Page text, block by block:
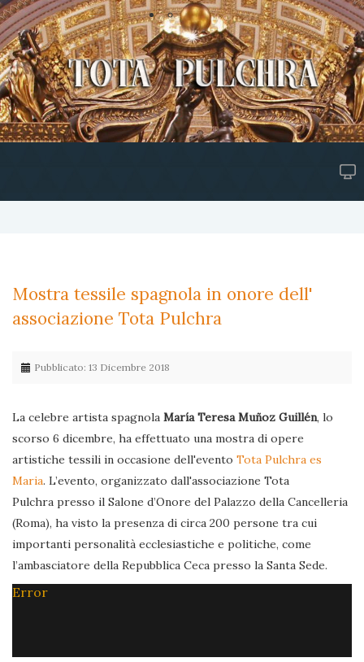
Mostra tessile spagnola in onore dell'
associazione Tota Pulchra
Pubblicato: 13 Dicembre 2018
La celebre artista spagnola María Teresa Muñoz Guillén, lo
scorso 6 dicembre, ha effettuato una mostra di opere
artistiche tessili in occasione dell'evento Tota Pulchra es
Maria. L’evento, organizzato dall'associazione Tota
Pulchra presso il Salone d’Onore del Palazzo della Cancelleria
(Roma), ha visto la presenza di circa 200 persone tra cui
importanti personalità ecclesiastiche e politiche, come
l’ambasciatore della Repubblica Ceca presso la Santa Sede.
Error